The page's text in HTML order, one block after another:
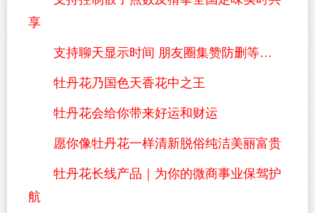
享
支持聊天显示时间 朋友圈集赞防删等…
牡丹花乃国色天香花中之王
牡丹花会给你带来好运和财运
愿你像牡丹花一样清新脱俗纯洁美丽富贵
牡丹花长线产品｜为你的微商事业保驾护
航